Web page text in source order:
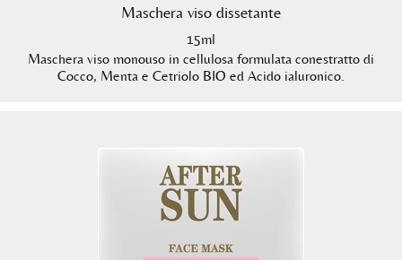
Maschera viso dissetante
15ml
Maschera viso monouso in cellulosa formulata conestratto di
Cocco, Menta e Cetriolo BIO ed Acido ialuronico.